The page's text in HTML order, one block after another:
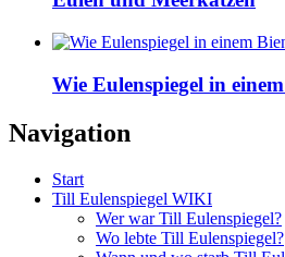
Wie Eulenspiegel in
Navigation
Start
Till Eulenspiegel WIKI
Wer war Till Eulenspiegel?
Wo lebte Till Eulenspiegel?